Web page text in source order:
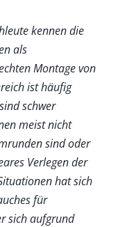
kennen die
als
Montage von
ist häufig
schwer
meist nicht
sind oder
Verlegen der
hat sich
für
sich aufgrund